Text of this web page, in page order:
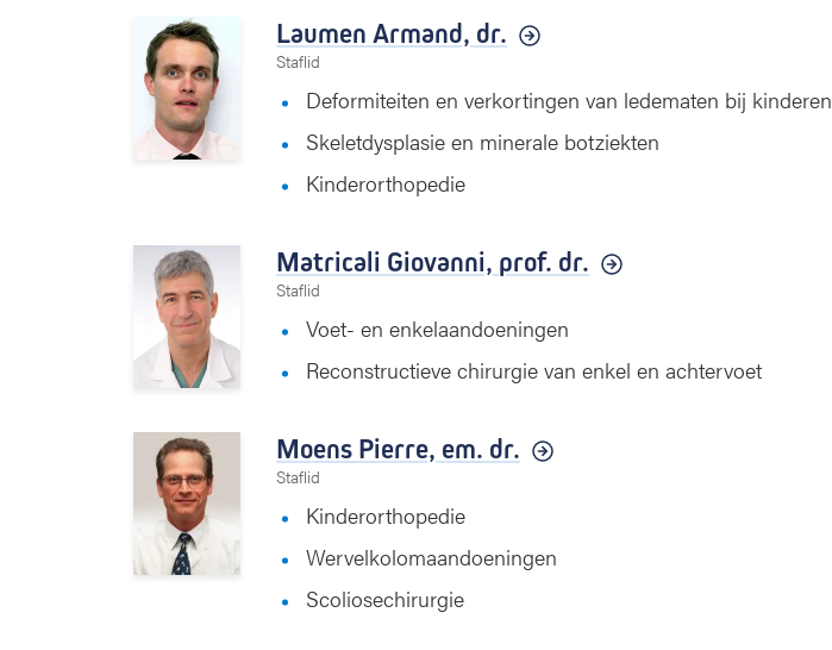
Laumen Armand, dr.
Staflid
Deformiteiten en verkortingen van ledematen bij kinderen
Skeletdysplasie en minerale botziekten
Kinderorthopedie
Matricali Giovanni, prof. dr.
Staflid
Voet- en enkelaandoeningen
Reconstructieve chirurgie van enkel en achtervoet
Moens Pierre, em. dr.
Staflid
Kinderorthopedie
Wervelkolomaandoeningen
Scoliosechirurgie